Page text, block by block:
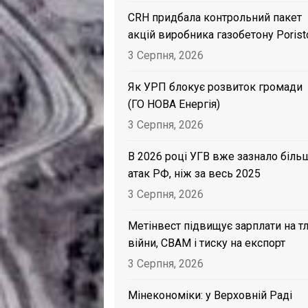
CRH придбала контрольний пакет
акцій виробника газобетону
3 Серпня, 2026
Як УРП блокує розвиток громади
(ГО НОВА Енергія)
3 Серпня, 2026
В 2026 році УГВ вже зазнало
атак РФ, ніж за весь 2025
3 Серпня, 2026
Метінвест підвищує зарплати на
війни, CBAM і тиску на експорт
3 Серпня, 2026
Мінекономіки: у Верховній Раді